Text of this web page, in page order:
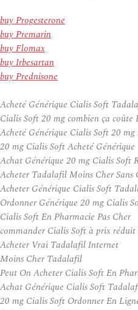
buy Progesterone
buy Premarin
buy Flomax
buy Irbesartan
buy Prednisone
Acheté Générique Cialis Soft
Cialis Soft 20 mg combien ça coûte
Acheté Générique Cialis Soft 20 mg
20 mg Cialis Soft Acheté Générique
Achat Générique 20 mg Cialis Soft
Acheter Tadalafil Moins Cher Sans
Acheter Générique Cialis Soft
Ordonner Générique 20 mg Cialis
Cialis Soft En Pharmacie Pas Cher
commander Cialis Soft à prix réduit
Acheter Vrai Tadalafil Internet
Moins Cher Tadalafil
Peut On Acheter Cialis Soft En
Achat Générique Cialis Soft
20 mg Cialis Soft Ordonner En